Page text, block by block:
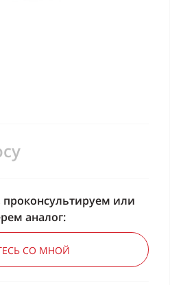
или
аналог:
СО МНОЙ